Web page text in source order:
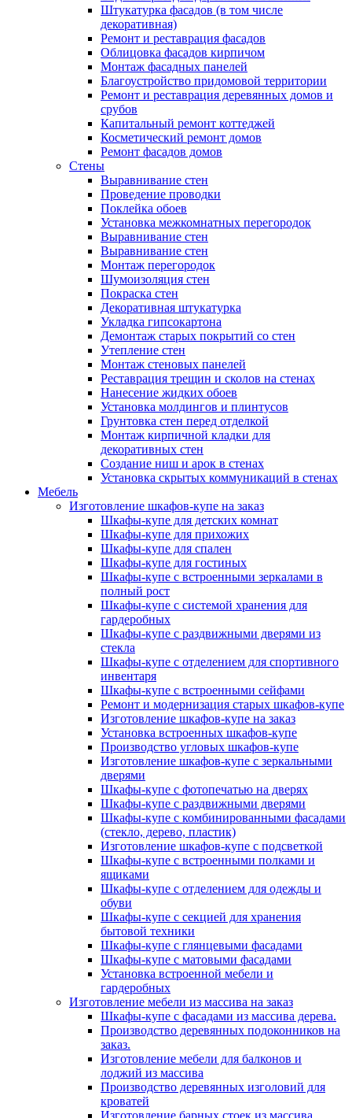
Штукатурка фасадов (в том числе
декоративная)
Ремонт и реставрация фасадов
Облицовка фасадов кирпичом
Монтаж фасадных панелей
Благоустройство придомовой территории
Ремонт и реставрация деревянных домов и
срубов
Капитальный ремонт коттеджей
Косметический ремонт домов
Ремонт фасадов домов
Стены
Выравнивание стен
Проведение проводки
Поклейка обоев
Установка межкомнатных перегородок
Выравнивание стен
Выравнивание стен
Монтаж перегородок
Шумоизоляция стен
Покраска стен
Декоративная штукатурка
Укладка гипсокартона
Демонтаж старых покрытий со стен
Утепление стен
Монтаж стеновых панелей
Реставрация трещин и сколов на стенах
Нанесение жидких обоев
Установка молдингов и плинтусов
Грунтовка стен перед отделкой
Монтаж кирпичной кладки для
декоративных стен
Создание ниш и арок в стенах
Установка скрытых коммуникаций в стенах
Мебель
Изготовление шкафов-купе на заказ
Шкафы-купе для детских комнат
Шкафы-купе для прихожих
Шкафы-купе для спален
Шкафы-купе для гостиных
Шкафы-купе с встроенными зеркалами в
полный рост
Шкафы-купе с системой хранения для
гардеробных
Шкафы-купе с раздвижными дверями из
стекла
Шкафы-купе с отделением для спортивного
инвентаря
Шкафы-купе с встроенными сейфами
Ремонт и модернизация старых шкафов-купе
Изготовление шкафов-купе на заказ
Установка встроенных шкафов-купе
Производство угловых шкафов-купе
Изготовление шкафов-купе с зеркальными
дверями
Шкафы-купе с фотопечатью на дверях
Шкафы-купе с раздвижными дверями
Шкафы-купе с комбинированными фасадами
(стекло, дерево, пластик)
Изготовление шкафов-купе с подсветкой
Шкафы-купе с встроенными полками и
ящиками
Шкафы-купе с отделением для одежды и
обуви
Шкафы-купе с секцией для хранения
бытовой техники
Шкафы-купе с глянцевыми фасадами
Шкафы-купе с матовыми фасадами
Установка встроенной мебели и
гардеробных
Изготовление мебели из массива на заказ
Шкафы-купе с фасадами из массива дерева.
Производство деревянных подоконников на
заказ.
Изготовление мебели для балконов и
лоджий из массива
Производство деревянных изголовий для
кроватей
Изготовление барных стоек из массива